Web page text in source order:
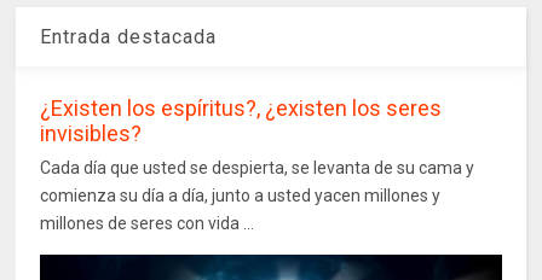
Entrada destacada
¿Existen los espíritus?, ¿existen los seres
invisibles?
Cada día que usted se despierta, se levanta de su cama y
comienza su día a día, junto a usted yacen millones y
millones de seres con vida ...